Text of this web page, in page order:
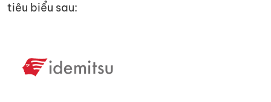
tiêu biểu sau: